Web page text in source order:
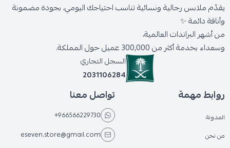
يقدّم ملابس رجالية ونسائية تناسب احتياجك اليومي، بجودة مضمونة
وأناقة دائمة ✨
من أشهر البراندات العالمية،
وسعداء بخدمة أكثر من 300,000 عميل حول المملكة.
السجل التجاري
2031106284
روابط مهمة
المدونة
من نحن
تواصل معنا
+966566229730
eseven.store@gmail.com